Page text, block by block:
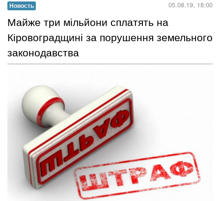
Новость 05.08.19, 18:00
Майже три мільйони сплатять на
Кіровоградщині за порушення земельного
законодавства